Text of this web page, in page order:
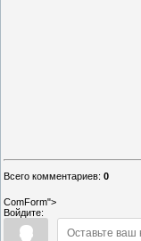
Всего комментариев: 0
ComForm">
Войдите: